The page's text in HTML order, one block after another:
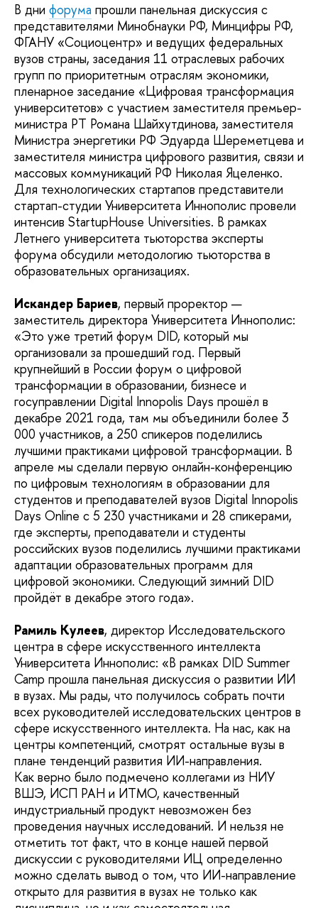
В дни форума прошли панельная дискуссия с
представителями Минобнауки РФ, Минцифры РФ,
ФГАНУ «Социоцентр» и ведущих федеральных
вузов страны, заседания 11 отраслевых рабочих
групп по приоритетным отраслям экономики,
пленарное заседание «Цифровая трансформация
университетов» с участием заместителя премьер-
министра РТ Романа Шайхутдинова, заместителя
Министра энергетики РФ Эдуарда Шереметцева и
заместителя министра цифрового развития, связи и
массовых коммуникаций РФ Николая Яцеленко.
Для технологических стартапов представители
стартап-студии Университета Иннополис провели
интенсив StartupHouse Universities. В рамках
Летнего университета тьюторства эксперты
форума обсудили методологию тьюторства в
образовательных организациях.
Искандер Бариев, первый проректор —
заместитель директора Университета Иннополис:
«Это уже третий форум DID, который мы
организовали за прошедший год. Первый
крупнейший в России форум о цифровой
трансформации в образовании, бизнесе и
госуправлении Digital Innopolis Days прошёл в
декабре 2021 года, там мы объединили более 3
000 участников, а 250 спикеров поделились
лучшими практиками цифровой трансформации. В
апреле мы сделали первую онлайн-конференцию
по цифровым технологиям в образовании для
студентов и преподавателей вузов Digital Innopolis
Days Online c 5 230 участниками и 28 спикерами,
где эксперты, преподаватели и студенты
российских вузов поделились лучшими практиками
адаптации образовательных программ для
цифровой экономики. Следующий зимний DID
пройдёт в декабре этого года».
Рамиль Кулеев, директор Исследовательского
центра в сфере искусственного интеллекта
Университета Иннополис: «В рамках DID Summer
Camp прошла панельная дискуссия о развитии ИИ
в вузах. Мы рады, что получилось собрать почти
всех руководителей исследовательских центров в
сфере искусственного интеллекта. На нас, как на
центры компетенций, смотрят остальные вузы в
плане тенденций развития ИИ-направления.
Как верно было подмечено коллегами из НИУ
ВШЭ, ИСП РАН и ИТМО, качественный
индустриальный продукт невозможен без
проведения научных исследований. И нельзя не
отметить тот факт, что в конце нашей первой
дискуссии с руководителями ИЦ определенно
можно сделать вывод о том, что ИИ-направление
открыто для развития в вузах не только как